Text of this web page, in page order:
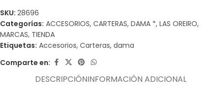
SKU: 28696
Categorías: ACCESORIOS, CARTERAS, DAMA *, LAS OREIRO,
MARCAS, TIENDA
Etiquetas: Accesorios, Carteras, dama
Comparte en:
DESCRIPCIÓNINFORMACIÓN ADICIONAL